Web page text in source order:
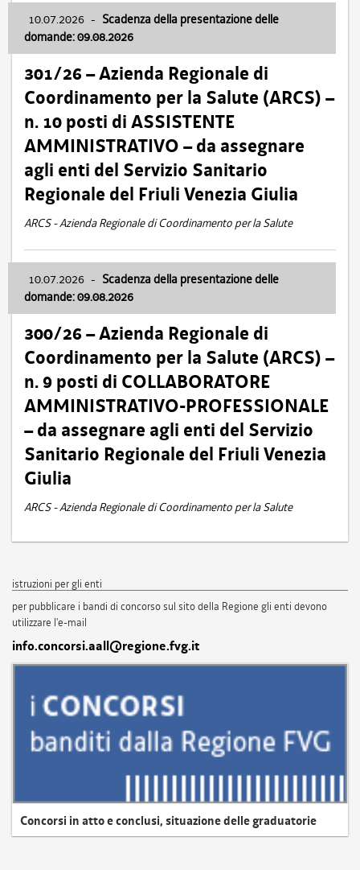
10.07.2026 - Scadenza della presentazione delle
domande: 09.08.2026
301/26 – Azienda Regionale di
Coordinamento per la Salute (ARCS) –
n. 10 posti di ASSISTENTE
AMMINISTRATIVO – da assegnare
agli enti del Servizio Sanitario
Regionale del Friuli Venezia Giulia
ARCS - Azienda Regionale di Coordinamento per la Salute
10.07.2026 - Scadenza della presentazione delle
domande: 09.08.2026
300/26 – Azienda Regionale di
Coordinamento per la Salute (ARCS) –
n. 9 posti di COLLABORATORE
AMMINISTRATIVO-PROFESSIONALE
– da assegnare agli enti del Servizio
Sanitario Regionale del Friuli Venezia
Giulia
ARCS - Azienda Regionale di Coordinamento per la Salute
istruzioni per gli enti
per pubblicare i bandi di concorso sul sito della Regione gli enti devono
utilizzare l'e-mail
info.concorsi.aall@regione.fvg.it
Concorsi in atto e conclusi, situazione delle graduatorie